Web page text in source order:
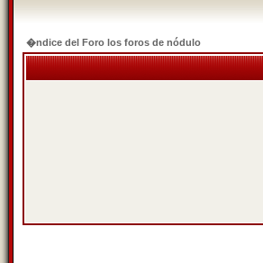
�ndice del Foro los foros de nódulo